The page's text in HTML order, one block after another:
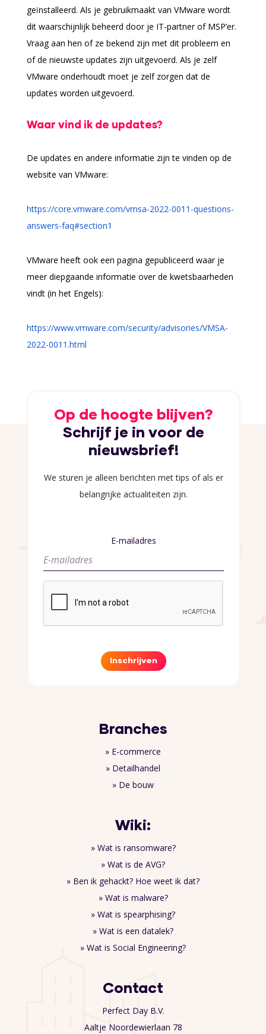
geïnstalleerd. Als je gebruikmaakt van VMware wordt
dit waarschijnlijk beheerd door je IT-partner of MSP’er.
Vraag aan hen of ze bekend zijn met dit probleem en
of de nieuwste updates zijn uitgevoerd. Als je zelf
VMware onderhoudt moet je zelf zorgen dat de
updates worden uitgevoerd.
Waar vind ik de updates?
De updates en andere informatie zijn te vinden op de
website van VMware:
https://core.vmware.com/vmsa-2022-0011-questions-
answers-faq#section1
VMware heeft ook een pagina gepubliceerd waar je
meer diepgaande informatie over de kwetsbaarheden
vindt (in het Engels):
https://www.vmware.com/security/advisories/VMSA-
2022-0011.html
Op de hoogte blijven?
Schrijf je in voor de
nieuwsbrief!
We sturen je alleen berichten met tips of als er
belangrijke actualiteiten zijn.
E-mailadres
Inschrijven
Branches
» E-commerce
» Detailhandel
» De bouw
Wiki:
» Wat is ransomware?
» Wat is de AVG?
» Ben ik gehackt? Hoe weet ik dat?
» Wat is malware?
» Wat is spearphising?
» Wat is een datalek?
» Wat is Social Engineering?
Contact
Perfect Day B.V.
Aaltje Noordewierlaan 78